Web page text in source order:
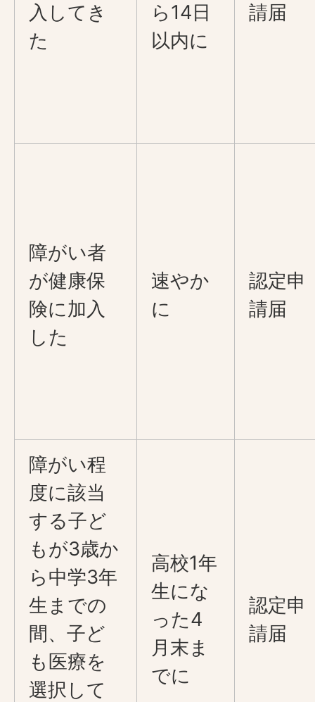
入してき
た
ら14日
以内に
請届
障がい者
が健康保
険に加入
した
速やか
に
認定申
請届
障がい程
度に該当
する子ど
もが3歳か
ら中学3年
生までの
間、子ど
も医療を
選択して
高校1年
生にな
った4
月末ま
でに
認定申
請届